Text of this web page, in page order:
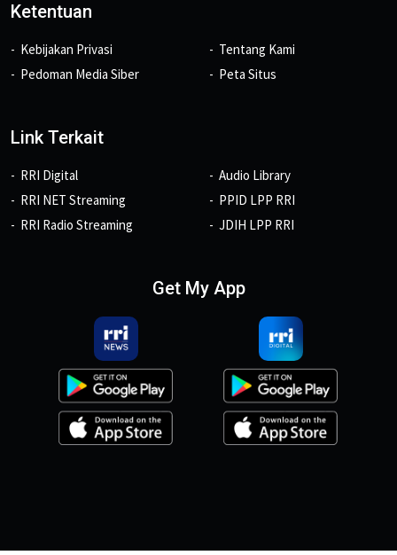
Ketentuan
Kebijakan Privasi
Pedoman Media Siber
Tentang Kami
Peta Situs
Link Terkait
RRI Digital
RRI NET Streaming
RRI Radio Streaming
Audio Library
PPID LPP RRI
JDIH LPP RRI
Get My App